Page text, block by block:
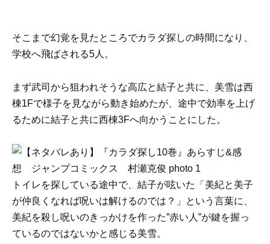
そこまで幻覚を見たところでカラダ探しの時間になり、
学校へ飛ばされる5人。
まず武司から狙われそうな高広と結子と共に、美雪は西
棟1Fで様子を見ながら動き始めたが、途中で効率を上げ
るために結子と共に西棟3Fへ向かうことにした。
トイレを探している途中で、結子が呟いた「美紀と美子
が仲良くなれば呪いは解けるのでは？」という言葉に、
美紀を殺し呪いのきっかけを作った”赤い人”が鍵を握っ
ているのではないかと感じる美雪。